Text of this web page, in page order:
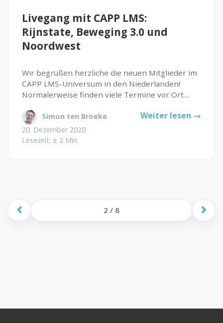
Livegang mit CAPP LMS:
Rijnstate, Beweging 3.0 und
Noordwest
Wir begrüßen herzliche die neuen Mitglieder im
CAPP LMS-Universum in den Niederlanden!
Normalerweise finden viele Termine vor Ort
CAPP LMS zu koordinieren. In 2020 haben wir
fast alle Termine virtuell realisiert...
Simon ten Broeke
20. Dezember 2020
Lesezeit: ± 2 Min.
Weiter lesen →
2 / 8